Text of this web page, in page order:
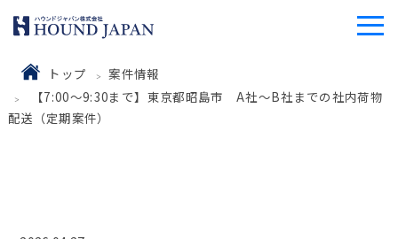
トップ
案件情報
【7:00～9:30まで】東京都昭島市 A社〜B社までの社内荷物
配送（定期案件）